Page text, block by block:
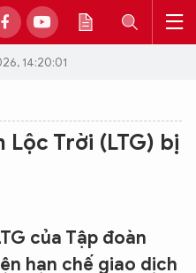
14:20:01
Lộc Trời (LTG) bị
của Tập đoàn
hạn chế giao dịch